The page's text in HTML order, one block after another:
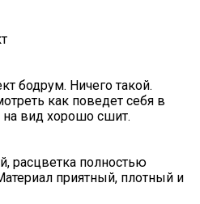
бодрум. Ничего такой.
как поведет себя в
вид хорошо сшит.
расцветка полностью
приятный, плотный и